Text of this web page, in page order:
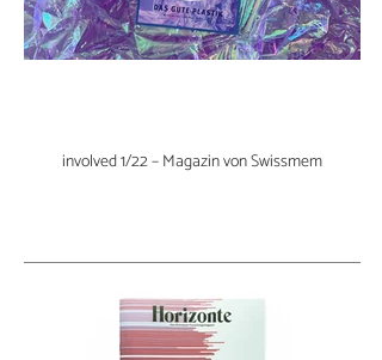
involved 1/22 – Magazin von Swissmem